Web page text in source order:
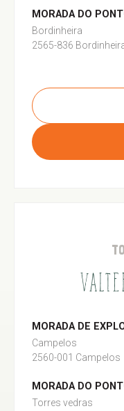
MORADA DO
Bordinheira
2565-836
MORADA DE
Campelos
2560-001 Campelos
MORADA DO
Torres vedras